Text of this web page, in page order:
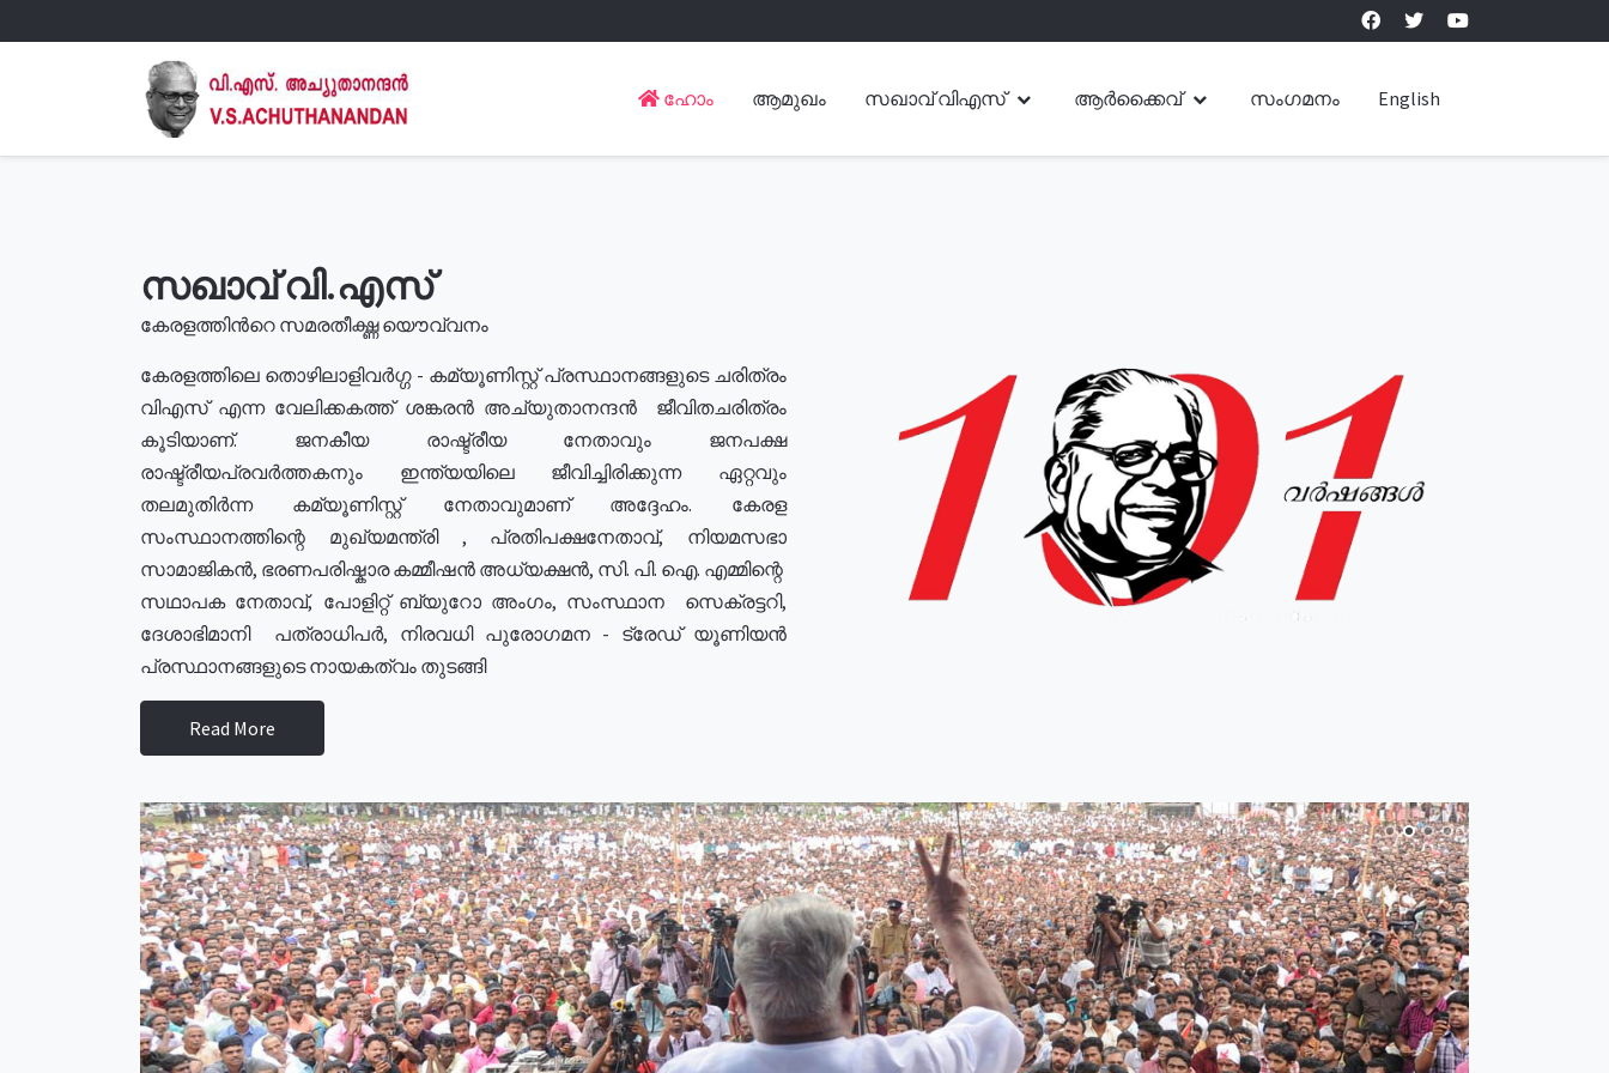
ഹോം ആമുഖം സഖാവ് വിഎസ് ആർക്കൈവ് സംഗമനം English
സഖാവ് വി.എസ്
കേരളത്തിൻറെ സമരതീക്ഷ്ണ യൌവ്വനം
കേരളത്തിലെ തൊഴിലാളിവർഗ്ഗ - കമ്യൂണിസ്റ്റ് പ്രസ്ഥാനങ്ങളുടെ ചരിത്രം
വിഎസ് എന്ന വേലിക്കകത്ത് ശങ്കരൻ അച്യുതാനന്ദൻ ജീവിതചരിത്രം
കൂടിയാണ്. ജനകീയ രാഷ്ട്രീയ നേതാവും ജനപക്ഷ
രാഷ്ട്രീയപ്രവർത്തകനും ഇന്ത്യയിലെ ജീവിച്ചിരിക്കുന്ന ഏറ്റവും
തലമുതിർന്ന കമ്യൂണിസ്റ്റ് നേതാവുമാണ് അദ്ദേഹം. കേരള
സംസ്ഥാനത്തിന്റെ മുഖ്യമന്ത്രി , പ്രതിപക്ഷനേതാവ്, നിയമസഭാ
സാമാജികൻ, ഭരണപരിഷ്കാര കമ്മീഷൻ അധ്യക്ഷൻ, സി. പി. ഐ. എമ്മിന്റെ
സഥാപക നേതാവ്, പോളിറ്റ് ബ്യുറോ അംഗം, സംസ്ഥാന സെക്രട്ടറി,
ദേശാഭിമാനി പത്രാധിപർ, നിരവധി പുരോഗമന - ട്രേഡ് യൂണിയൻ
പ്രസ്ഥാനങ്ങളുടെ നായകത്വം തുടങ്ങി
Read More